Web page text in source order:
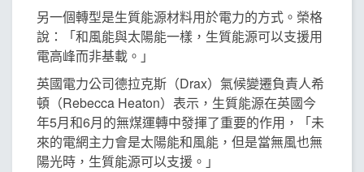
另一個轉型是生質能源材料用於電力的方式。榮格
說：「和風能與太陽能一樣，生質能源可以支援用
電高峰而非基載。」
英國電力公司德拉克斯（Drax）氣候變遷負責人希
頓（Rebecca Heaton）表示，生質能源在英國今
年5月和6月的無煤運轉中發揮了重要的作用，「未
來的電網主力會是太陽能和風能，但是當無風也無
陽光時，生質能源可以支援。」